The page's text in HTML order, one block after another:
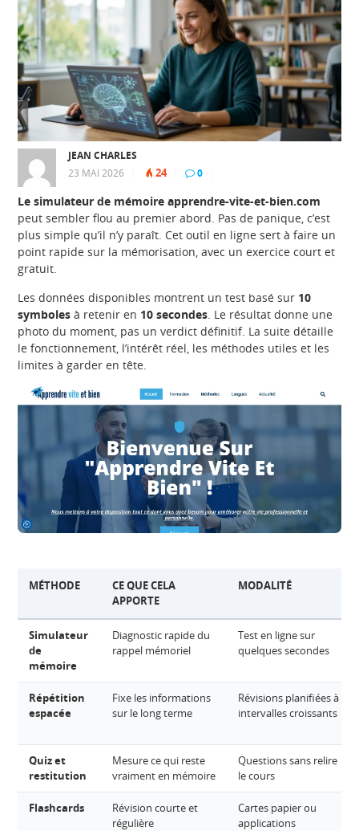
JEAN CHARLES
23 MAI 2026
24 0
Le simulateur de mémoire apprendre-vite-et-bien.com
peut sembler flou au premier abord. Pas de panique, c’est
plus simple qu’il n’y paraît. Cet outil en ligne sert à faire un
point rapide sur la mémorisation, avec un exercice court et
gratuit.
Les données disponibles montrent un test basé sur 10
symboles à retenir en 10 secondes. Le résultat donne une
photo du moment, pas un verdict définitif. La suite détaille
le fonctionnement, l’intérêt réel, les méthodes utiles et les
limites à garder en tête.
MÉTHODE
CE QUE CELA
APPORTE
MODALITÉ
Simulateur
de
mémoire
Diagnostic rapide du
rappel mémoriel
Test en ligne sur
quelques secondes
Répétition
espacée
Fixe les informations
sur le long terme
Révisions planifiées à
intervalles croissants
Quiz et
restitution
Mesure ce qui reste
vraiment en mémoire
Questions sans relire
le cours
Flashcards
Révision courte et
régulière
Cartes papier ou
applications